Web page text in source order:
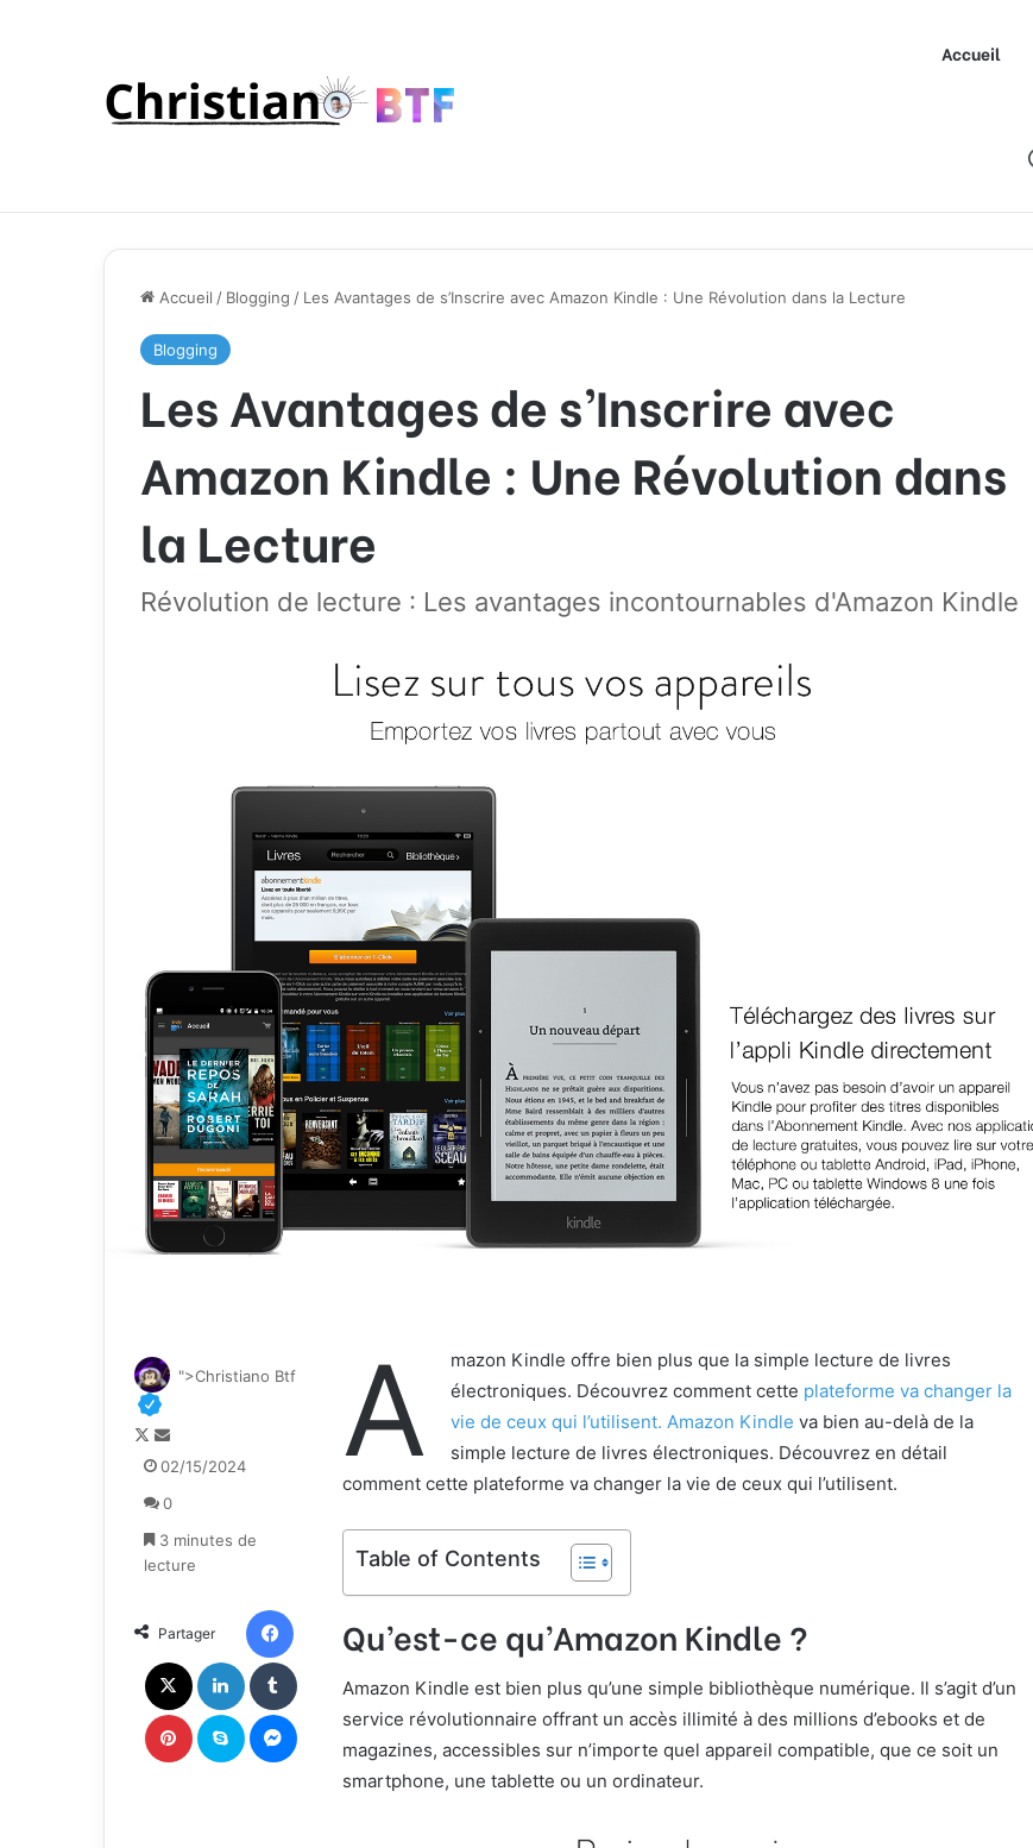
Accueil
Accueil / Blogging / Les Avantages de s’Inscrire avec Amazon Kindle : Une Révolution dans la Lecture
Blogging
Les Avantages de s’Inscrire avec
Amazon Kindle : Une Révolution dans
la Lecture
Révolution de lecture : Les avantages incontournables d'Amazon Kindle
A
mazon Kindle offre bien plus que la simple lecture de livres
électroniques. Découvrez comment cette plateforme va changer la
vie de ceux qui l’utilisent. Amazon Kindle va bien au-delà de la
simple lecture de livres électroniques. Découvrez en détail
comment cette plateforme va changer la vie de ceux qui l’utilisent.
Table of Contents
Qu’est-ce qu’Amazon Kindle ?
Amazon Kindle est bien plus qu’une simple bibliothèque numérique. Il s’agit d’un
service révolutionnaire offrant un accès illimité à des millions d’ebooks et de
magazines, accessibles sur n’importe quel appareil compatible, que ce soit un
smartphone, une tablette ou un ordinateur.
">Christiano Btf
F
o
l
o
w
X
n
o
y
e
n
c
o
u
r
r
02/15/2024
0
3 minutes de
lecture
Partager